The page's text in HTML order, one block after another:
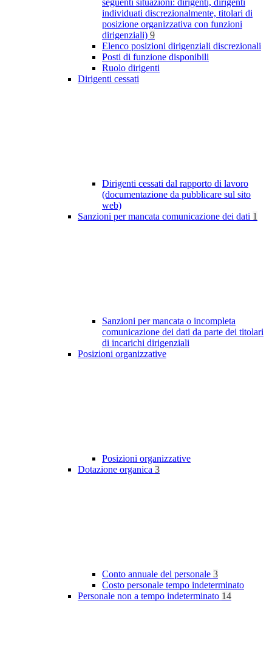
seguenti situazioni: dirigenti, dirigenti
individuati discrezionalmente, titolari di
posizione organizzativa con funzioni
dirigenziali) 9
Elenco posizioni dirigenziali discrezionali
Posti di funzione disponibili
Ruolo dirigenti
Dirigenti cessati
Dirigenti cessati dal rapporto di lavoro
(documentazione da pubblicare sul sito
web)
Sanzioni per mancata comunicazione dei dati 1
Sanzioni per mancata o incompleta
comunicazione dei dati da parte dei titolari
di incarichi dirigenziali
Posizioni organizzative
Posizioni organizzative
Dotazione organica 3
Conto annuale del personale 3
Costo personale tempo indeterminato
Personale non a tempo indeterminato 14